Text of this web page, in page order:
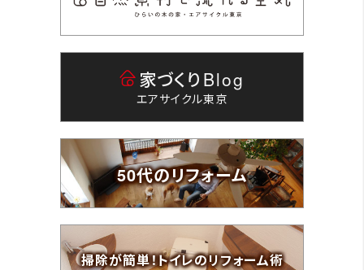
家づくり Blog
エアサイクル東京
50代のリフォーム
掃除が簡単！トイレのリフォーム術